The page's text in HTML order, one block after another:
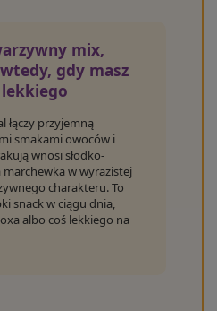
mix,
gdy masz
łączy przyjemną
smakami owoców i
wnosi słodko-
w wyrazistej
charakteru. To
snack w ciągu dnia,
albo coś lekkiego na